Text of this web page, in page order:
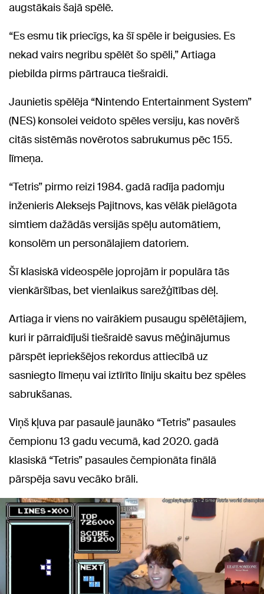
augstākais šajā spēlē.
“Es esmu tik priecīgs, ka šī spēle ir beigusies. Es
nekad vairs negribu spēlēt šo spēli,” Artiaga
piebilda pirms pārtrauca tiešraidi.
Jaunietis spēlēja “Nintendo Entertainment System”
(NES) konsolei veidoto spēles versiju, kas novērš
citās sistēmās novērotos sabrukumus pēc 155.
līmeņa.
“Tetris” pirmo reizi 1984. gadā radīja padomju
inženieris Aleksejs Pajitnovs, kas vēlāk pielāgota
simtiem dažādās versijās spēļu automātiem,
konsolēm un personālajiem datoriem.
Šī klasiskā videospēle joprojām ir populāra tās
vienkāršības, bet vienlaikus sarežģītības dēļ.
Artiaga ir viens no vairākiem pusaugu spēlētājiem,
kuri ir pārraidījuši tiešraidē savus mēģinājumus
pārspēt iepriekšējos rekordus attiecībā uz
sasniegto līmeņu vai iztīrīto līniju skaitu bez spēles
sabrukšanas.
Viņš kļuva par pasaulē jaunāko “Tetris” pasaules
čempionu 13 gadu vecumā, kad 2020. gadā
klasiskā “Tetris” pasaules čempionāta finālā
pārspēja savu vecāko brāli.